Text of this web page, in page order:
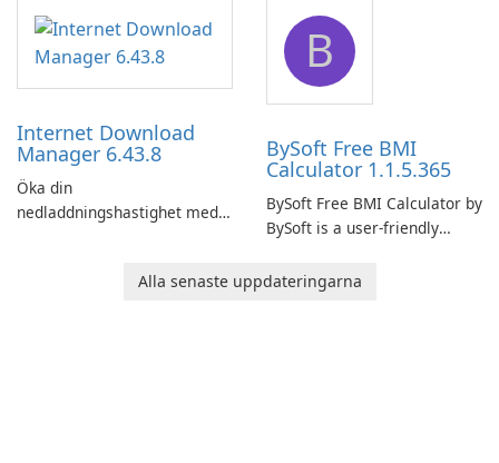
application designed to
monitor your internet
connection and provide real-
time insights into its
designed to help businesses
effectively manage their
network infrastructure.
Internet Download
Manager 6.43.8
Öka din
nedladdningshastighet med
B
BySoft Free BMI
Calculator 1.1.5.365
BySoft Free BMI Calculator by
BySoft is a user-friendly
designed to help you
Alla senaste uppdateringarna